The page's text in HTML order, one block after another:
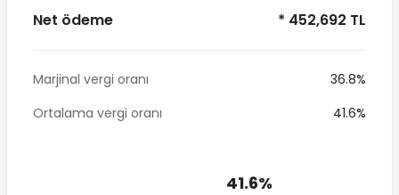
Net ödeme * 452,692 TL
Marjinal vergi oranı
36.8%
Ortalama vergi oranı
41.6%
41.6%